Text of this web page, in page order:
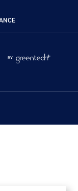
Paragraphes
BY